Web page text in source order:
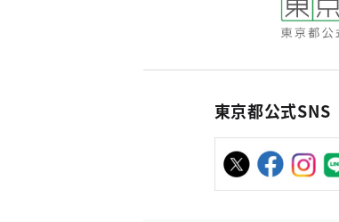
東京都公式SNS